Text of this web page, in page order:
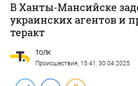
В Ханты-Мансийске
украинских агентов и
теракт
ТОЛК
Происшествия, 15:41, 30.04.2025